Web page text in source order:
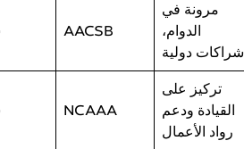
AACSB
مرونة في
الدوام،
شراكات دولية
NCAAA
تركيز على
القيادة ودعم
رواد الأعمال